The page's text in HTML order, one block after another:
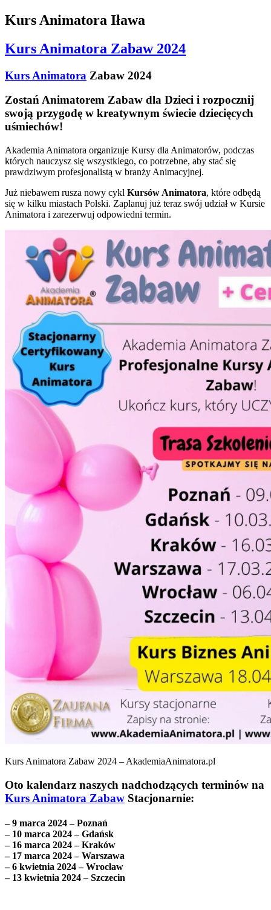
Kurs Animatora Iława
Kurs Animatora Zabaw 2024
Kurs Animatora Zabaw 2024
Zostań Animatorem Zabaw dla Dzieci i rozpocznij
swoją przygodę w kreatywnym świecie dziecięcych
uśmiechów!
Akademia Animatora organizuje Kursy dla Animatorów, podczas
których nauczysz się wszystkiego, co potrzebne, aby stać się
prawdziwym profesjonalistą w branży Animacyjnej.
Już niebawem rusza nowy cykl Kursów Animatora, które odbędą
się w kilku miastach Polski. Zaplanuj już teraz swój udział w Kursie
Animatora i zarezerwuj odpowiedni termin.
Kurs Animatora Zabaw 2024 – AkademiaAnimatora.pl
Oto kalendarz naszych nadchodzących terminów na
Kurs Animatora Zabaw Stacjonarnie:
– 9 marca 2024 – Poznań
– 10 marca 2024 – Gdańsk
– 16 marca 2024 – Kraków
– 17 marca 2024 – Warszawa
– 6 kwietnia 2024 – Wrocław
– 13 kwietnia 2024 – Szczecin